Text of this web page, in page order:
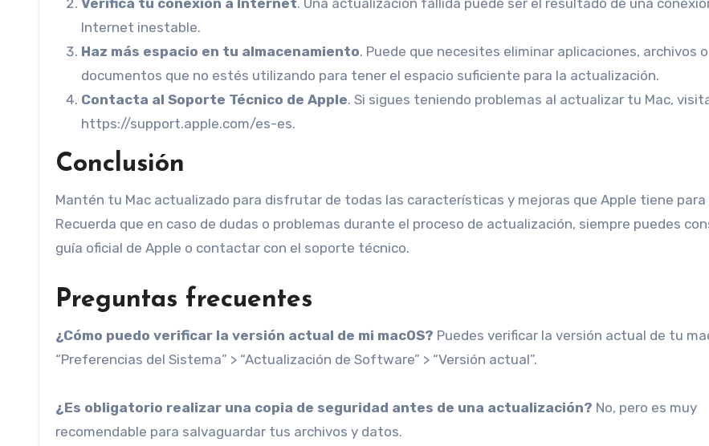
Internet inestable.
Haz más espacio en tu almacenamiento. Puede que necesites eliminar aplicaciones, archivos o
documentos que no estés utilizando para tener el espacio suficiente para la actualización.
Contacta al Soporte Técnico de Apple. Si sigues teniendo problemas al actualizar tu Mac,
https://support.apple.com/es-es.
Conclusión
Mantén tu Mac actualizado para disfrutar de todas las características y mejoras que Apple tiene para
Recuerda que en caso de dudas o problemas durante el proceso de actualización, siempre puedes
guía oficial de Apple o contactar con el soporte técnico.
Preguntas frecuentes
¿Cómo puedo verificar la versión actual de mi macOS? Puedes verificar la versión actual de tu
“Preferencias del Sistema” > “Actualización de Software” > “Versión actual”.
¿Es obligatorio realizar una copia de seguridad antes de una actualización? No, pero es muy
recomendable para salvaguardar tus archivos y datos.